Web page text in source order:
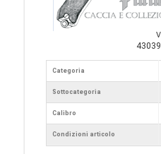
Categoria
Sottocategoria
Calibro
Condizioni articolo